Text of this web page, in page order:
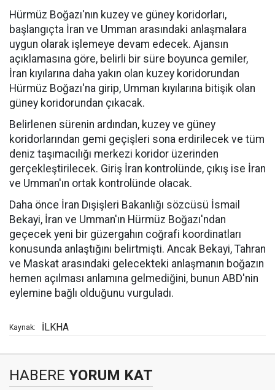
Hürmüz Boğazı'nın kuzey ve güney koridorları,
başlangıçta İran ve Umman arasındaki anlaşmalara
uygun olarak işlemeye devam edecek. Ajansın
açıklamasına göre, belirli bir süre boyunca gemiler,
İran kıyılarına daha yakın olan kuzey koridorundan
Hürmüz Boğazı'na girip, Umman kıyılarına bitişik olan
güney koridorundan çıkacak.
Belirlenen sürenin ardından, kuzey ve güney
koridorlarından gemi geçişleri sona erdirilecek ve tüm
deniz taşımacılığı merkezi koridor üzerinden
gerçekleştirilecek. Giriş İran kontrolünde, çıkış ise İran
ve Umman'ın ortak kontrolünde olacak.
Daha önce İran Dışişleri Bakanlığı sözcüsü İsmail
Bekayi, İran ve Umman'ın Hürmüz Boğazı'ndan
geçecek yeni bir güzergahın coğrafi koordinatları
konusunda anlaştığını belirtmişti. Ancak Bekayi, Tahran
ve Maskat arasındaki gelecekteki anlaşmanın boğazın
hemen açılması anlamına gelmediğini, bunun ABD'nin
eylemine bağlı olduğunu vurguladı.
Kaynak: İLKHA
HABERE YORUM KAT